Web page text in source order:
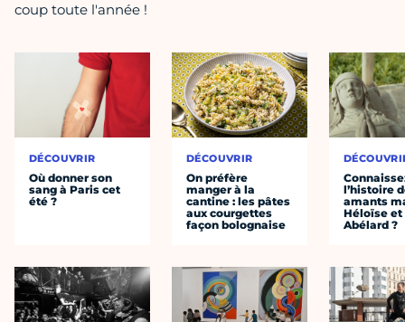
coup toute l'année !
DÉCOUVRIR
Où donner son
sang à Paris cet
été ?
DÉCOUVRIR
On préfère
manger à la
cantine : les pâtes
aux courgettes
façon bolognaise
l’histoire
amants
Héloïse et
Abélard ?